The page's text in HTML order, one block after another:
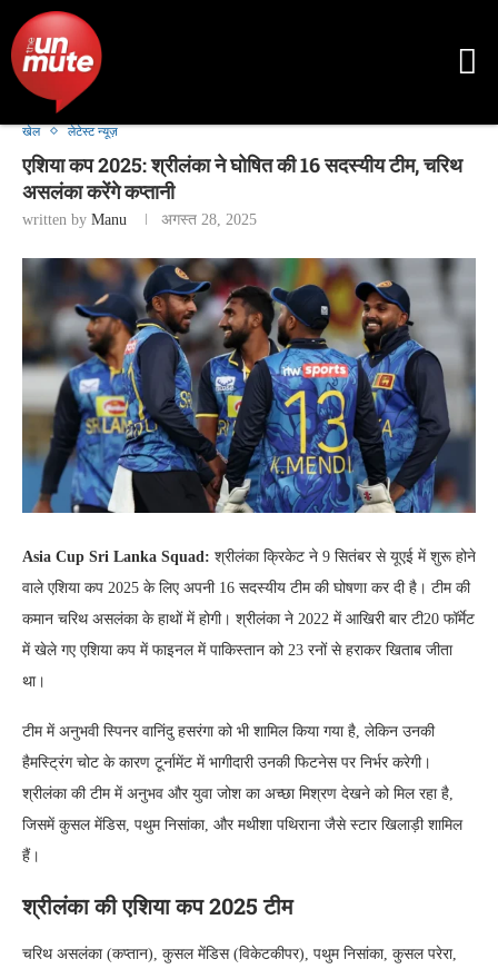
खेल लेटेस्ट न्यूज़
एशिया कप 2025: श्रीलंका ने घोषित की 16 सदस्यीय टीम, चरिथ
असलंका करेंगे कप्तानी
written by Manu अगस्त 28, 2025
Asia Cup Sri Lanka Squad: श्रीलंका क्रिकेट ने 9 सितंबर से यूएई में शुरू होने
वाले एशिया कप 2025 के लिए अपनी 16 सदस्यीय टीम की घोषणा कर दी है। टीम की
कमान चरिथ असलंका के हाथों में होगी। श्रीलंका ने 2022 में आखिरी बार टी20 फॉर्मेट
में खेले गए एशिया कप में फाइनल में पाकिस्तान को 23 रनों से हराकर खिताब जीता
था।
टीम में अनुभवी स्पिनर वानिंदु हसरंगा को भी शामिल किया गया है, लेकिन उनकी
हैमस्ट्रिंग चोट के कारण टूर्नामेंट में भागीदारी उनकी फिटनेस पर निर्भर करेगी।
श्रीलंका की टीम में अनुभव और युवा जोश का अच्छा मिश्रण देखने को मिल रहा है,
जिसमें कुसल मेंडिस, पथुम निसांका, और मथीशा पथिराना जैसे स्टार खिलाड़ी शामिल
हैं।
श्रीलंका की एशिया कप 2025 टीम
चरिथ असलंका (कप्तान), कुसल मेंडिस (विकेटकीपर), पथुम निसांका, कुसल परेरा,